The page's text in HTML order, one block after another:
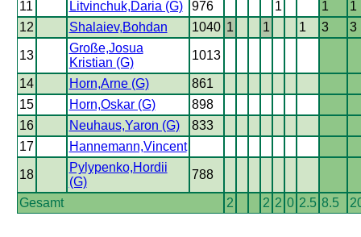
11 Litvinchuk,Daria (G) 976 1 1
1
12
Shalaiev,Bohdan 1040 1 1 1 3 3
13
Große,Josua
Kristian (G)
1013
14 Horn,Arne (G)
861
15
Horn,Oskar (G)
898
16
Neuhaus,Yaron (G)
833
17
Hannemann,Vincent
18
Pylypenko,Hordii
(G)
788
Gesamt 2 2 2 0 2.5 8.5